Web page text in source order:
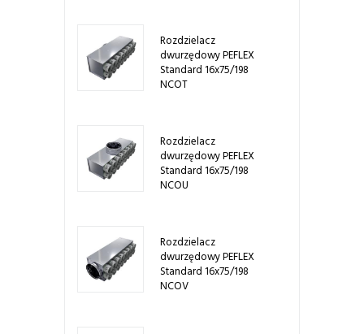
Rozdzielacz
dwurzędowy PEFLEX
Standard 16x75/198
NCOT
Rozdzielacz
dwurzędowy PEFLEX
Standard 16x75/198
NCOU
Rozdzielacz
dwurzędowy PEFLEX
Standard 16x75/198
NCOV